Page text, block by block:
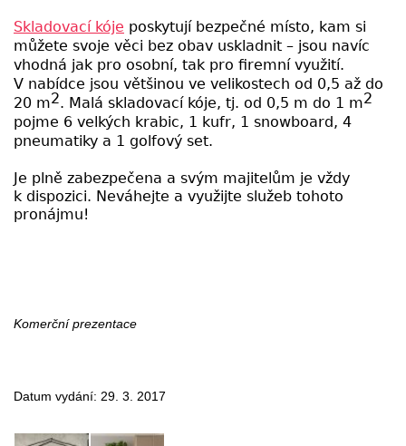
Skladovací kóje poskytují bezpečné místo, kam si
můžete svoje věci bez obav uskladnit – jsou navíc
vhodná jak pro osobní, tak pro firemní využití.
V nabídce jsou většinou ve velikostech od 0,5 až do
20 m2. Malá skladovací kóje, tj. od 0,5 m do 1 m2
pojme 6 velkých krabic, 1 kufr, 1 snowboard, 4
pneumatiky a 1 golfový set.
Je plně zabezpečena a svým majitelům je vždy
k dispozici. Neváhejte a využijte služeb tohoto
pronájmu!
Komerční prezentace
Datum vydání: 29. 3. 2017